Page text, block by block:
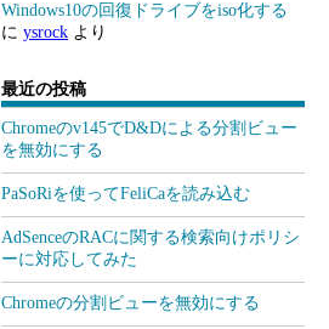
Windows10の回復ドライブをiso化する
に ysrock より
最近の投稿
Chromeのv145でD&Dによる分割ビュー
を無効にする
PaSoRiを使ってFeliCaを読み込む
AdSenceのRACに関する検索向けポリシ
ーに対応してみた
Chromeの分割ビューを無効にする